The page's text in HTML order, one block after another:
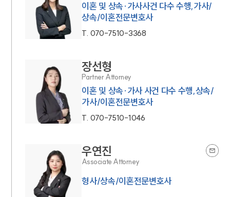
이혼 및 상속·가사사건 다수 수행,가사/
상속/이혼전문변호사
T. 070-7510-3368
장선형
Partner Attorney
이혼 및 상속·가사 사건 다수 수행,상속/
가사/이혼전문변호사
T. 070-7510-1046
우연진
Associate Attorney
형사/상속/이혼전문변호사